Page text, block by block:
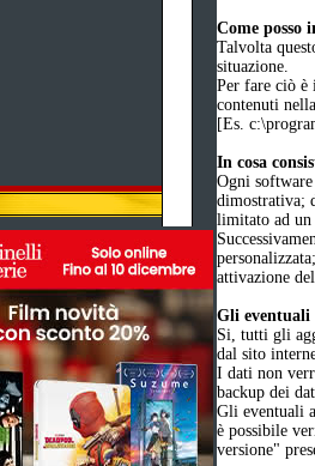
Come posso
Talvolta
situazione.
Per fare ciò è
contenuti
[Es.
In cosa
Ogni
dimostrativa;
limitato ad un
attivazione
Gli eventuali
Si, tutti gli
dal sito
I dati non
backup dei
Gli eventuali
è possibile
versione"